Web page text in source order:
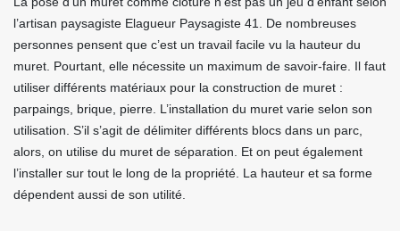
l’artisan paysagiste Elagueur Paysagiste 41. De nombreuses
personnes pensent que c’est un travail facile vu la hauteur du
muret. Pourtant, elle nécessite un maximum de savoir-faire. Il faut
utiliser différents matériaux pour la construction de muret :
parpaings, brique, pierre. L’installation du muret varie selon son
utilisation. S’il s’agit de délimiter différents blocs dans un parc,
alors, on utilise du muret de séparation. Et on peut également
l’installer sur tout le long de la propriété. La hauteur et sa forme
dépendent aussi de son utilité.